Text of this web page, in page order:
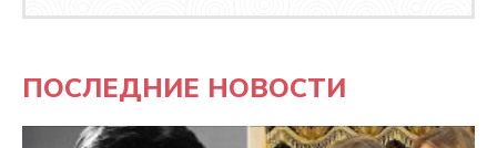
ПОСЛЕДНИЕ НОВОСТИ